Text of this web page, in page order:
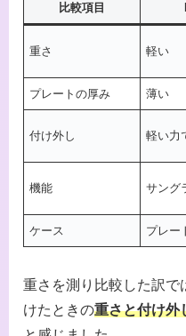
比較項目
重さ 軽い
プレートの厚み 薄い
付け外し 軽い力
機能 サング
ケース プレー
重さを測り比較した訳で
けたときの重さと付け外